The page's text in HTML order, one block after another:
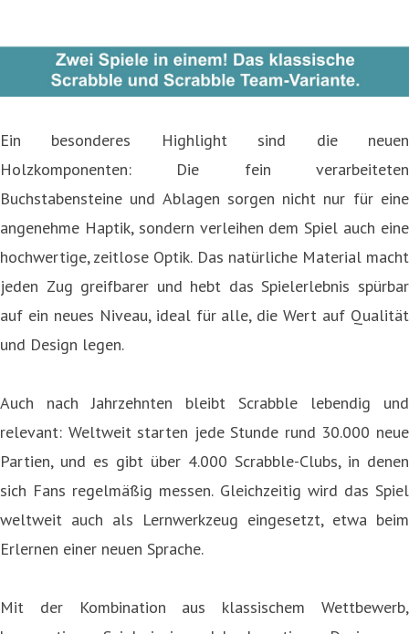
Ein besonderes Highlight sind die neuen
Holzkomponenten: Die fein verarbeiteten
Buchstabensteine und Ablagen sorgen nicht nur für eine
angenehme Haptik, sondern verleihen dem Spiel auch eine
hochwertige, zeitlose Optik. Das natürliche Material macht
jeden Zug greifbarer und hebt das Spielerlebnis spürbar
auf ein neues Niveau, ideal für alle, die Wert auf Qualität
und Design legen.
Auch nach Jahrzehnten bleibt Scrabble lebendig und
relevant: Weltweit starten jede Stunde rund 30.000 neue
Partien, und es gibt über 4.000 Scrabble-Clubs, in denen
sich Fans regelmäßig messen. Gleichzeitig wird das Spiel
weltweit auch als Lernwerkzeug eingesetzt, etwa beim
Erlernen einer neuen Sprache.
Mit der Kombination aus klassischem Wettbewerb,